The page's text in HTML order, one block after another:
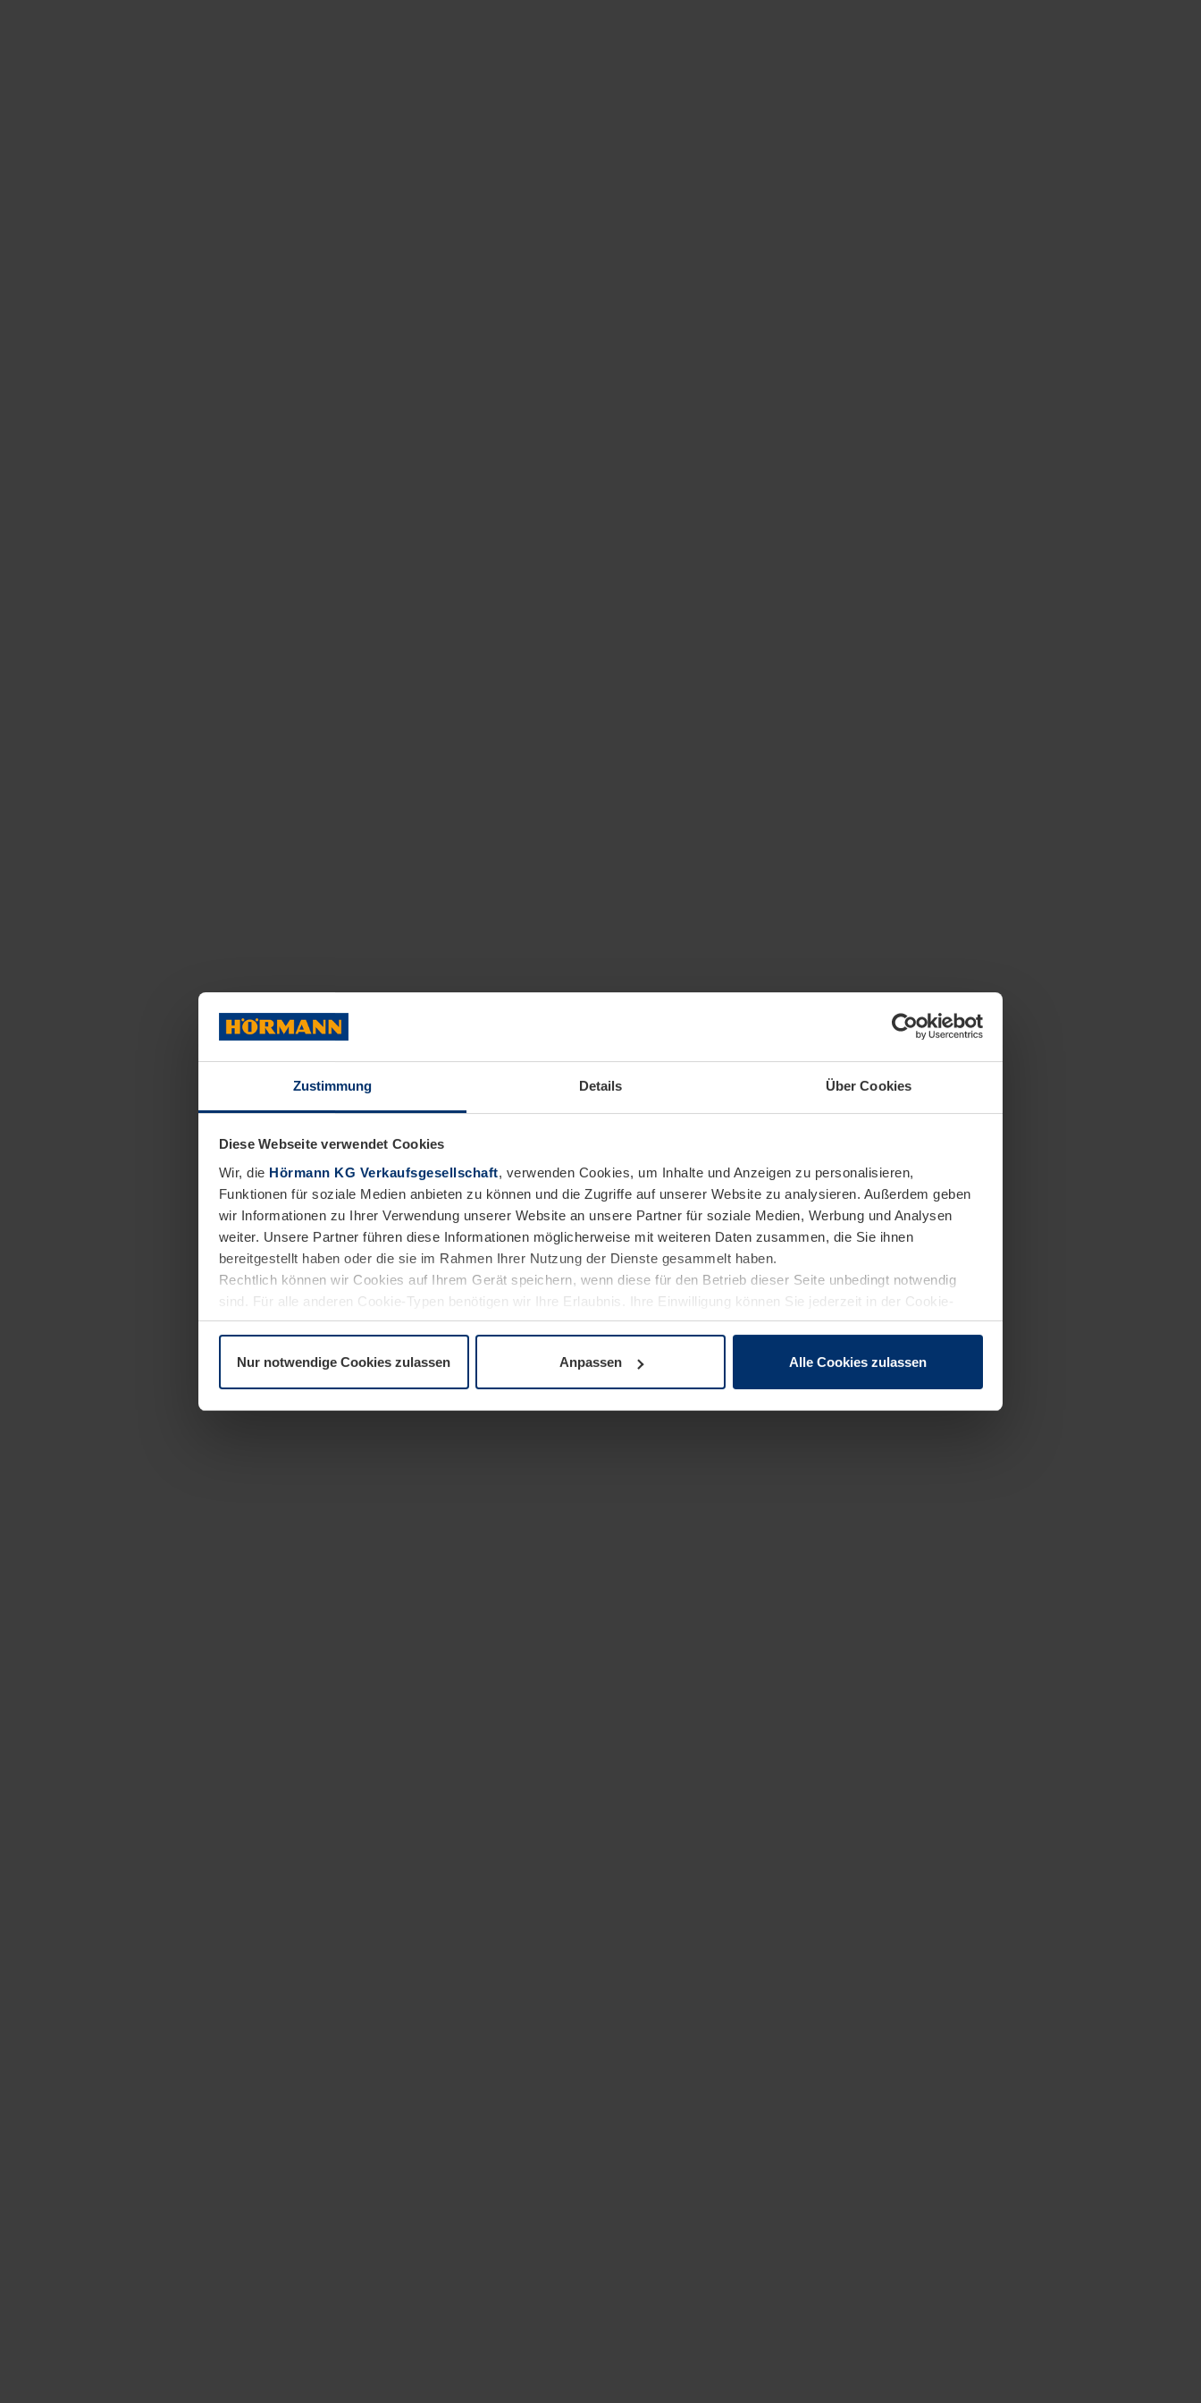
Zustimmung Details Über Cookies
Diese Webseite verwendet Cookies
Wir, die Hörmann KG Verkaufsgesellschaft, verwenden Cookies, um Inhalte und Anzeigen zu personalisieren,
Funktionen für soziale Medien anbieten zu können und die Zugriffe auf unserer Website zu analysieren. Außerdem geben
wir Informationen zu Ihrer Verwendung unserer Website an unsere Partner für soziale Medien, Werbung und Analysen
weiter. Unsere Partner führen diese Informationen möglicherweise mit weiteren Daten zusammen, die Sie ihnen
bereitgestellt haben oder die sie im Rahmen Ihrer Nutzung der Dienste gesammelt haben.
Rechtlich können wir Cookies auf Ihrem Gerät speichern, wenn diese für den Betrieb dieser Seite unbedingt notwendig
sind. Für alle anderen Cookie-Typen benötigen wir Ihre Erlaubnis. Ihre Einwilligung können Sie jederzeit in der Cookie-
Erläuterung auf der SeiteDatenschutzerklärungunserer Website ändern oder widerrufen.
Nur notwendige Cookies zulassen Anpassen Alle Cookies zulassen